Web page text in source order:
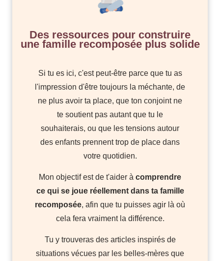
Des ressources pour construire
une famille recomposée plus solide
Si tu es ici, c'est peut-être parce que tu as
l'impression d'être toujours la méchante, de
ne plus avoir ta place, que ton conjoint ne
te soutient pas autant que tu le
souhaiterais, ou que les tensions autour
des enfants prennent trop de place dans
votre quotidien.
Mon objectif est de t'aider à comprendre
ce qui se joue réellement dans ta famille
recomposée, afin que tu puisses agir là où
cela fera vraiment la différence.
Tu y trouveras des articles inspirés de
situations vécues par les belles-mères que